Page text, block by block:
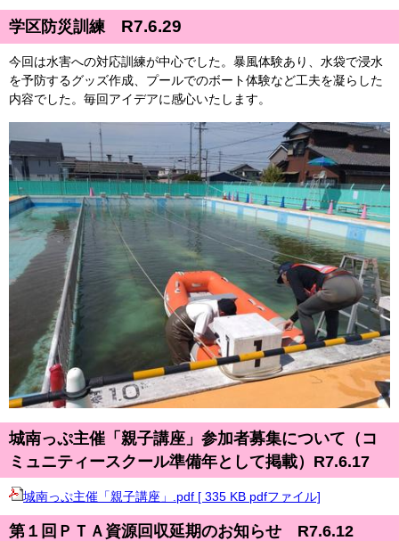
学区防災訓練 R7.6.29
今回は水害への対応訓練が中心でした。暴風体験あり、水袋で浸水
を予防するグッズ作成、プールでのボート体験など工夫を凝らした
内容でした。毎回アイデアに感心いたします。
城南っぷ主催「親子講座」参加者募集について（コ
ミュニティースクール準備年として掲載）R7.6.17
城南っぷ主催「親子講座」.pdf [ 335 KB pdfファイル]
第１回ＰＴＡ資源回収延期のお知らせ R7.6.12